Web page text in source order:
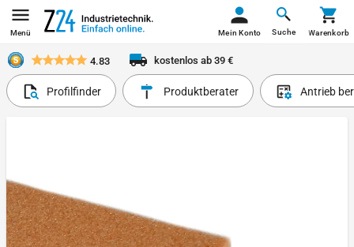
Menü Suche
Mein Konto Warenkorb
4.83 kostenlos ab 39 €
Profilfinder Produktberater Antrieb